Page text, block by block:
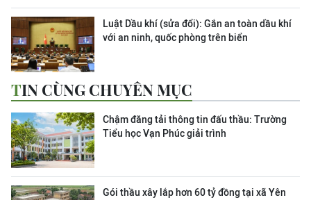
Luật Dầu khí (sửa đổi): Gắn an toàn dầu khí
với an ninh, quốc phòng trên biển
TIN CÙNG CHUYÊN MỤC
Chậm đăng tải thông tin đấu thầu: Trường
Tiểu học Vạn Phúc giải trình
Gói thầu xây lắp hơn 60 tỷ đồng tại xã Yên